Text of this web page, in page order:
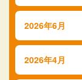
2026年6月
2026年4月